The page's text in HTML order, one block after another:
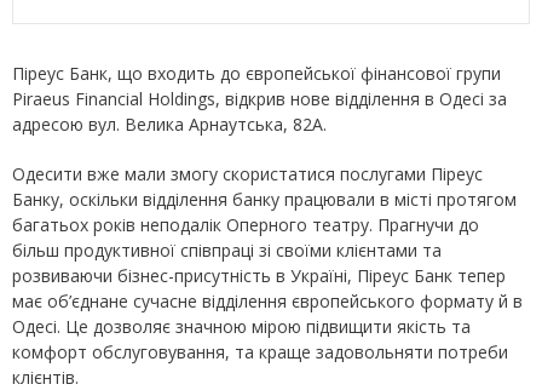
Піреус Банк, що входить до європейської фінансової групи
Piraeus Financial Holdings, відкрив нове відділення в Одесі за
адресою вул. Велика Арнаутська, 82А.
Одесити вже мали змогу скористатися послугами Піреус
Банку, оскільки відділення банку працювали в місті протягом
багатьох років неподалік Оперного театру. Прагнучи до
більш продуктивної співпраці зі своїми клієнтами та
розвиваючи бізнес-присутність в Україні, Піреус Банк тепер
має об’єднане сучасне відділення європейського формату й в
Одесі. Це дозволяє значною мірою підвищити якість та
комфорт обслуговування, та краще задовольняти потреби
клієнтів.